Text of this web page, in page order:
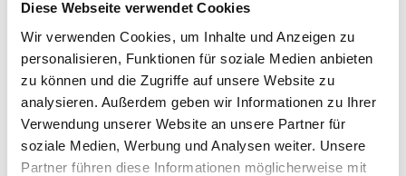
Diese Webseite verwendet Cookies
Wir verwenden Cookies, um Inhalte und Anzeigen zu
personalisieren, Funktionen für soziale Medien anbieten
zu können und die Zugriffe auf unsere Website zu
analysieren. Außerdem geben wir Informationen zu Ihrer
Verwendung unserer Website an unsere Partner für
soziale Medien, Werbung und Analysen weiter. Unsere
Partner führen diese Informationen möglicherweise mit
Mammographie, Tomosynthese
Ultraschall der Brust